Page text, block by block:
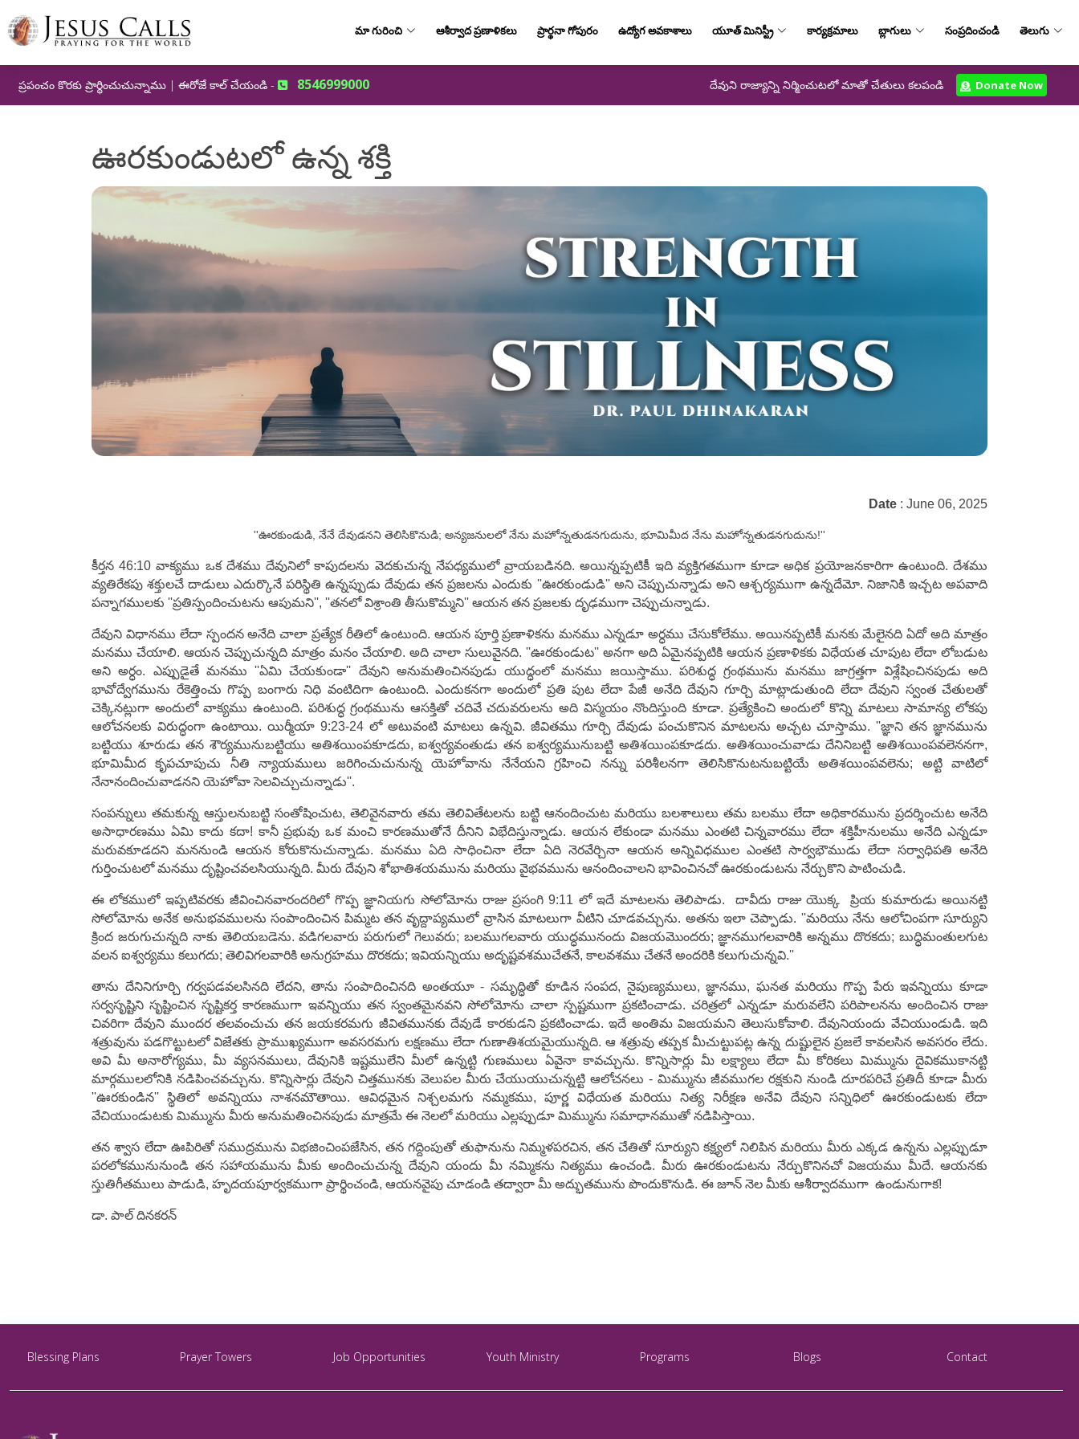
మా గురించి ఆశీర్వాద ప్రణాళికలు ప్రార్థనా గోపురం ఉద్యోగ అవకాశాలు యూత్‌ మినిస్ట్రీ కార్యక్రమాలు బ్లాగులు సంప్రదించండి తెలుగు
ప్రపంచం కొరకు ప్రార్థించుచున్నాము | ఈరోజే కాల్ చేయండి - 8546999000 దేవుని రాజ్యాన్ని నిర్మించుటలో మాతో చేతులు కలపండి Donate Now
ఊరకుండుటలో ఉన్న శక్తి
Date : June 06, 2025
''ఊరకుండుడి, నేనే దేవుడనని తెలిసికొనుడి; అన్యజనులలో నేను మహోన్నతుడనగుదును, భూమిమీద నేను మహోన్నతుడనగుదును!''
కీర్తన 46:10 వాక్యము ఒక దేశము దేవునిలో కాపుదలను వెదకుచున్న నేపధ్యములో వ్రాయబడినది. అయిన్నప్పటికీ ఇది వ్యక్తిగతముగా కూడా అధిక ప్రయోజనకారిగా ఉంటుంది. దేశము
వ్యతిరేకపు శక్తులచే దాడులు ఎదుర్కొనే పరిస్థితి ఉన్నప్పుడు దేవుడు తన ప్రజలను ఎందుకు ''ఊరకుండుడి'' అని చెప్పుచున్నాడు అని ఆశ్చర్యముగా ఉన్నదేమో. నిజానికి ఇచ్చట అపవాది
పన్నాగములకు ''ప్రతిస్పందించుటను ఆపుమని'', ''తనలో విశ్రాంతి తీసుకొమ్మని'' ఆయన తన ప్రజలకు దృఢముగా చెప్పుచున్నాడు.
దేవుని విధానము లేదా స్పందన అనేది చాలా ప్రత్యేక రీతిలో ఉంటుంది. ఆయన పూర్తి ప్రణాళికను మనము ఎన్నడూ అర్ధము చేసుకోలేము. అయినప్పటికీ మనకు మేలైనది ఏదో అది మాత్రం
మనము చేయాలి. ఆయన చెప్పుచున్నది మాత్రం మనం చేయాలి. అది చాలా సులువైనది. ''ఊరకుండుట'' అనగా అది ఏమైనప్పటికి ఆయన ప్రణాళికకు విధేయత చూపుట లేదా లోబడుట
అని అర్ధం. ఎప్పుడైతే మనము ''ఏమి చేయకుండా'' దేవుని అనుమతించినపుడు యుద్ధంలో మనము జయిస్తాము. పరిశుద్ధ గ్రంథమును మనము జాగ్రత్తగా విశ్లేషించినపుడు అది
భావోద్వేగమును రేకెత్తించు గొప్ప బంగారు నిధి వంటిదిగా ఉంటుంది. ఎందుకనగా అందులో ప్రతి పుట లేదా పేజీ అనేది దేవుని గూర్చి మాట్లాడుతుంది లేదా దేవుని స్వంత చేతులతో
చెక్కినట్లుగా అందులో వాక్యము ఉంటుంది. పరిశుద్ధ గ్రంథమును ఆసక్తితో చదివే చదువరులను అది విస్మయం నొందిస్తుంది కూడా. ప్రత్యేకించి అందులో కొన్ని మాటలు సామాన్య లోకపు
ఆలోచనలకు విరుద్ధంగా ఉంటాయి. యిర్మీయా 9:23-24 లో అటువంటి మాటలు ఉన్నవి. జీవితము గూర్చి దేవుడు పంచుకొనిన మాటలను అచ్చట చూస్తాము. ''జ్ఞాని తన జ్ఞానమును
బట్టియు శూరుడు తన శౌర్యమునుబట్టియు అతిశయింపకూడదు, ఐశ్వర్యవంతుడు తన ఐశ్వర్యమునుబట్టి అతిశయింపకూడదు. అతిశయించువాడు దేనినిబట్టి అతిశయింపవలెననగా,
భూమిమీద కృపచూపుచు నీతి న్యాయములు జరిగించుచునున్న యెహోవాను నేనేయని గ్రహించి నన్ను పరిశీలనగా తెలిసికొనుటనుబట్టియే అతిశయింపవలెను; అట్టి వాటిలో
నేనానందించువాడనని యెహోవా సెలవిచ్చుచున్నాడు''.
సంపన్నులు తమకున్న ఆస్తులనుబట్టి సంతోషించుట, తెలివైనవారు తమ తెలివితేటలను బట్టి ఆనందించుట మరియు బలశాలులు తమ బలము లేదా అధికారమును ప్రదర్శించుట అనేది
అసాధారణము ఏమి కాదు కదా! కానీ ప్రభువు ఒక మంచి కారణముతోనే దీనిని విభేదిస్తున్నాడు. ఆయన లేకుండా మనము ఎంతటి చిన్నవారము లేదా శక్తిహీనులము అనేది ఎన్నడూ
మరువకూడదని మననుండి ఆయన కోరుకొనుచున్నాడు. మనము ఏది సాధించినా లేదా ఏది నెరవేర్చినా ఆయన అన్నివిధముల ఎంతటి సార్వభౌముడు లేదా సర్వాధిపతి అనేది
గుర్తించుటలో మనము దృష్టించవలసియున్నది. మీరు దేవుని శోభాతిశయమును మరియు వైభవమును ఆనందించాలని భావించినచో ఊరకుండుటను నేర్చుకొని పాటించుడి.
ఈ లోకములో ఇప్పటివరకు జీవించినవారందరిలో గొప్ప జ్ఞానియగు సోలోమోను రాజు ప్రసంగి 9:11 లో ఇదే మాటలను తెలిపాడు. దావీదు రాజు యొక్క ప్రియ కుమారుడు అయినట్టి
సోలోమోను అనేక అనుభవములను సంపాందించిన పిమ్మట తన వృద్దాప్యములో వ్రాసిన మాటలుగా వీటిని చూడవచ్చును. అతను ఇలా చెప్పాడు. ''మరియు నేను ఆలోచింపగా సూర్యుని
క్రింద జరుగుచున్నది నాకు తెలియబడెను. వడిగలవారు పరుగులో గెలువరు; బలముగలవారు యుద్ధమునందు విజయమొందరు; జ్ఞానముగలవారికి అన్నము దొరకదు; బుద్ధిమంతులగుట
వలన ఐశ్వర్యము కలుగదు; తెలివిగలవారికి అనుగ్రహము దొరకదు; ఇవియన్నియు అదృష్టవశముచేతనే, కాలవశము చేతనే అందరికి కలుగుచున్నవి.''
తాను దేనినిగూర్చి గర్వపడవలసినది లేదని, తాను సంపాదించినది అంతయూ - సమృద్ధితో కూడిన సంపద, నైపుణ్యములు, జ్ఞానము, ఘనత మరియు గొప్ప పేరు ఇవన్నియు కూడా
సర్వసృష్టిని సృష్టించిన సృష్టికర్త కారణముగా ఇవన్నియు తన స్వంతమైనవని సోలోమోను చాలా స్పష్టముగా ప్రకటించాడు. చరిత్రలో ఎన్నడూ మరువలేని పరిపాలనను అందించిన రాజు
చివరిగా దేవుని ముందర తలవంచుచు తన జయకరమగు జీవితమునకు దేవుడే కారకుడని ప్రకటించాడు. ఇదే అంతిమ విజయమని తెలుసుకోవాలి. దేవునియందు వేచియుండుడి. ఇది
శత్రువును పడగొట్టుటలో విజేతకు ప్రాముఖ్యముగా అవసరమగు లక్షణము లేదా గుణాతిశయమైయున్నది. ఆ శత్రువు తప్పక మీచుట్టుపట్ల ఉన్న దుష్టులైన ప్రజలే కావలసిన అవసరం లేదు.
అవి మీ అనారోగ్యము, మీ వ్యసనములు, దేవునికి ఇష్టములేని మీలో ఉన్నట్టి గుణములు ఏవైనా కావచ్చును. కొన్నిసార్లు మీ లక్ష్యాలు లేదా మీ కోరికలు మిమ్మును దైవికముకానట్టి
మార్గములలోనికి నడిపించవచ్చును. కొన్నిసార్లు దేవుని చిత్తమునకు వెలుపల మీరు చేయుయుచున్నట్టి ఆలోచనలు - మిమ్మును జీవముగల రక్షకుని నుండి దూరపరిచే ప్రతిదీ కూడా మీరు
''ఊరకుండిన'' స్థితిలో అవన్నియు నాశనమౌతాయి. ఆవిధమైన నిశ్చలమగు నమ్మకము, పూర్ణ విధేయత మరియు నిత్య నిరీక్షణ అనేవి దేవుని సన్నిధిలో ఊరకుండుటకు లేదా
వేచియుండుటకు మిమ్మును మీరు అనుమతించినపుడు మాత్రమే ఈ నెలలో మరియు ఎల్లప్పుడూ మిమ్మును సమాధానముతో నడిపిస్తాయి.
తన శ్వాస లేదా ఊపిరితో సముద్రమును విభజించింపజేసిన, తన గద్దింపుతో తుఫానును నిమ్మళపరచిన, తన చేతితో సూర్యుని కక్ష్యలో నిలిపిన మరియు మీరు ఎక్కడ ఉన్నను ఎల్లప్పుడూ
పరలోకమునునుండి తన సహాయమును మీకు అందించుచున్న దేవుని యందు మీ నమ్మికను నిత్యము ఉంచండి. మీరు ఊరకుండుటను నేర్చుకొనినచో విజయము మీదే. ఆయనకు
స్తుతిగీతములు పాడుడి, హృదయపూర్వకముగా ప్రార్థించండి, ఆయనవైపు చూడండి తద్వారా మీ అద్భుతమును పొందుకొనుడి. ఈ జూన్ నెల మీకు ఆశీర్వాదముగా ఉండునుగాక!
డా. పాల్ దినకరన్
Blessing Plans Prayer Towers Job Opportunities Youth Ministry Programs Blogs Contact